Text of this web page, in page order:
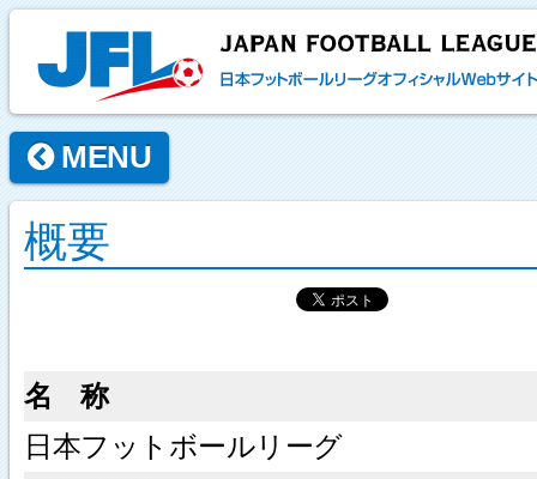
MENU
概要
名 称
日本フットボールリーグ